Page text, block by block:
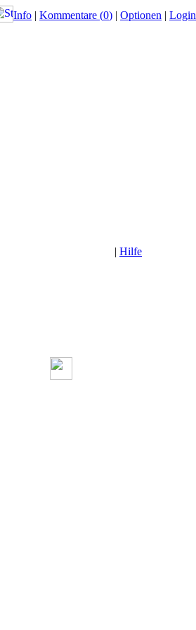
Info | Kommentare (0) | Optionen | Login
| Hilfe